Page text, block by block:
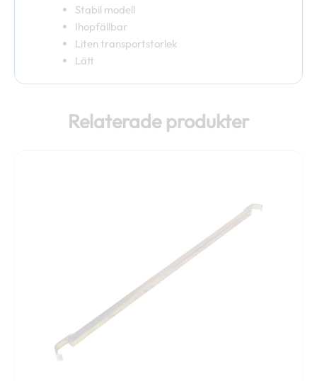
Stabil modell
Ihopfällbar
Liten transportstorlek
Lätt
Relaterade produkter